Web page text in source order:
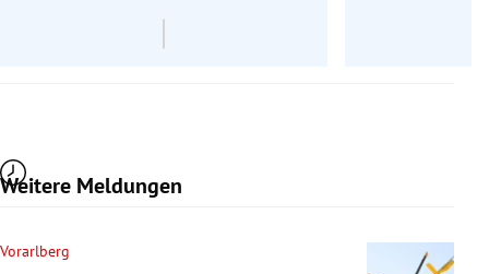
Weitere Meldungen
Vorarlberg